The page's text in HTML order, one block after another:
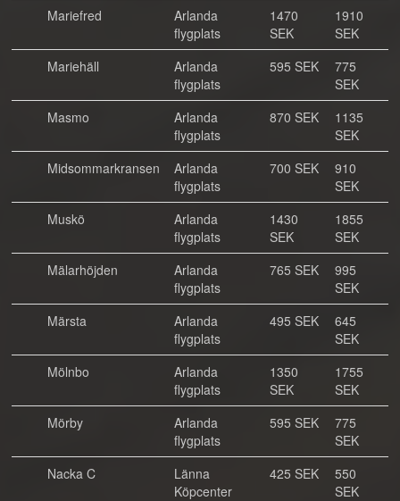
Mariefred
Arlanda
flygplats
1470
SEK
1910
SEK
Mariehäll
Arlanda
flygplats
595 SEK
775
SEK
Masmo
Arlanda
flygplats
870 SEK
1135
SEK
Midsommarkransen
Arlanda
flygplats
700 SEK
910
SEK
Muskö
Arlanda
flygplats
1430
SEK
1855
SEK
Mälarhöjden
Arlanda
flygplats
765 SEK
995
SEK
Märsta
Arlanda
flygplats
495 SEK
645
SEK
Mölnbo
Arlanda
flygplats
1350
SEK
1755
SEK
Mörby
Arlanda
flygplats
595 SEK
775
SEK
Nacka C
Länna
Köpcenter
425 SEK
550
SEK